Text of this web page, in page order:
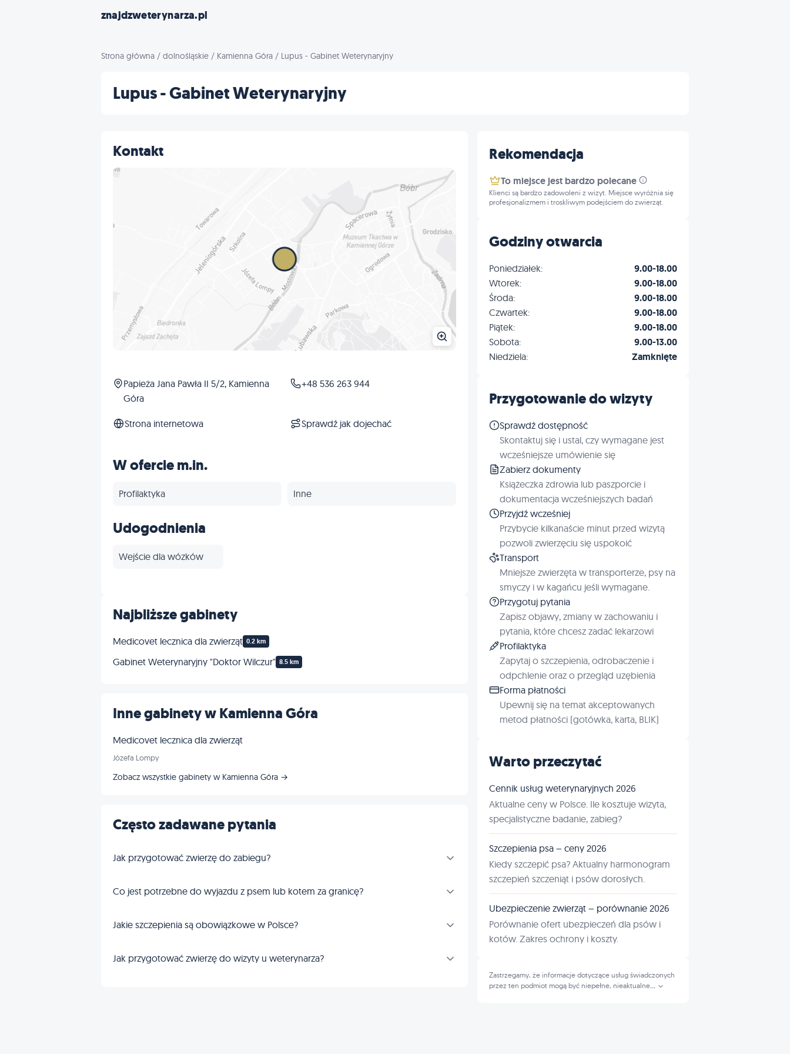
znajdzweterynarza.pl
Strona główna / dolnośląskie / Kamienna Góra / Lupus - Gabinet Weterynaryjny
Lupus - Gabinet Weterynaryjny
Kontakt
Papieża Jana Pawła II 5/2, Kamienna
Góra
+48 536 263 944
Strona internetowa Sprawdź jak dojechać
W ofercie m.in.
Profilaktyka Inne
Udogodnienia
Wejście dla wózków
Najbliższe gabinety
Medicovet lecznica dla zwierząt 0.2 km
Gabinet Weterynaryjny "Doktor Wilczur" 8.5 km
Inne gabinety w Kamienna Góra
Medicovet lecznica dla zwierząt
Józefa Lompy
Zobacz wszystkie gabinety w Kamienna Góra →
Często zadawane pytania
Jak przygotować zwierzę do zabiegu?
Co jest potrzebne do wyjazdu z psem lub kotem za granicę?
Jakie szczepienia są obowiązkowe w Polsce?
Jak przygotować zwierzę do wizyty u weterynarza?
Rekomendacja
To miejsce jest bardzo polecane
Klienci są bardzo zadowoleni z wizyt. Miejsce wyróżnia się
profesjonalizmem i troskliwym podejściem do zwierząt.
Godziny otwarcia
Poniedziałek: 9.00-18.00
Wtorek: 9.00-18.00
Środa: 9.00-18.00
Czwartek: 9.00-18.00
Piątek: 9.00-18.00
Sobota: 9.00-13.00
Niedziela: Zamknięte
Przygotowanie do wizyty
Sprawdź dostępność
Skontaktuj się i ustal, czy wymagane jest
wcześniejsze umówienie się
Zabierz dokumenty
Książeczka zdrowia lub paszporcie i
dokumentacja wcześniejszych badań
Przyjdź wcześniej
Przybycie kilkanaście minut przed wizytą
pozwoli zwierzęciu się uspokoić
Transport
Mniejsze zwierzęta w transporterze, psy na
smyczy i w kagańcu jeśli wymagane.
Przygotuj pytania
Zapisz objawy, zmiany w zachowaniu i
pytania, które chcesz zadać lekarzowi
Profilaktyka
Zapytaj o szczepienia, odrobaczenie i
odpchlenie oraz o przegląd uzębienia
Forma płatności
Upewnij się na temat akceptowanych
metod płatności (gotówka, karta, BLIK)
Warto przeczytać
Cennik usług weterynaryjnych 2026
Aktualne ceny w Polsce. Ile kosztuje wizyta,
specjalistyczne badanie, zabieg?
Szczepienia psa – ceny 2026
Kiedy szczepić psa? Aktualny harmonogram
szczepień szczeniąt i psów dorosłych.
Ubezpieczenie zwierząt – porównanie 2026
Porównanie ofert ubezpieczeń dla psów i
kotów. Zakres ochrony i koszty.
Zastrzegamy, że informacje dotyczące usług świadczonych
przez ten podmiot mogą być niepełne, nieaktualne...